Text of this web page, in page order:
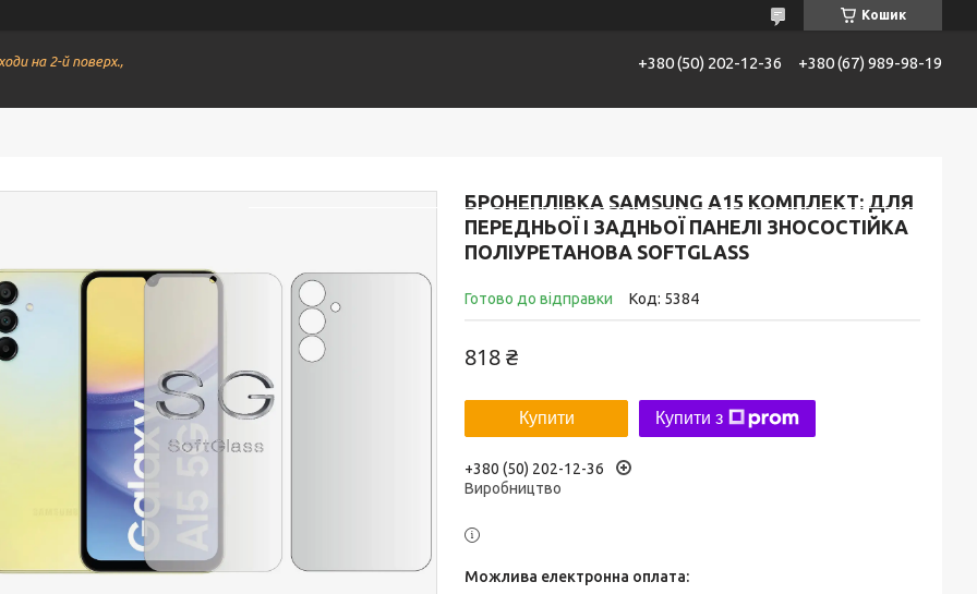
Кошик
на 2-й поверх., +380 (50) 202-12-36 +380 (67) 989-98-19
БРОНЕПЛІВКА SAMSUNG A15 КОМПЛЕКТ: ДЛЯ
ПЕРЕДНЬОЇ І ЗАДНЬОЇ ПАНЕЛІ ЗНОСОСТІЙКА
ПОЛІУРЕТАНОВА SOFTGLASS
Готово до відправки Код: 5384
818 ₴
Купити Купити з
+380 (50) 202-12-36
Виробництво